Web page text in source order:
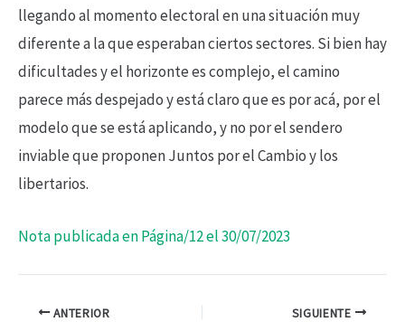
llegando al momento electoral en una situación muy
diferente a la que esperaban ciertos sectores. Si bien hay
dificultades y el horizonte es complejo, el camino
parece más despejado y está claro que es por acá, por el
modelo que se está aplicando, y no por el sendero
inviable que proponen Juntos por el Cambio y los
libertarios.
Nota publicada en Página/12 el 30/07/2023
ANTERIOR SIGUIENTE